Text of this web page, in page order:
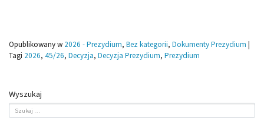
Opublikowany w 2026 - Prezydium, Bez kategorii, Dokumenty Prezydium |
Tagi 2026, 45/26, Decyzja, Decyzja Prezydium, Prezydium
Wyszukaj